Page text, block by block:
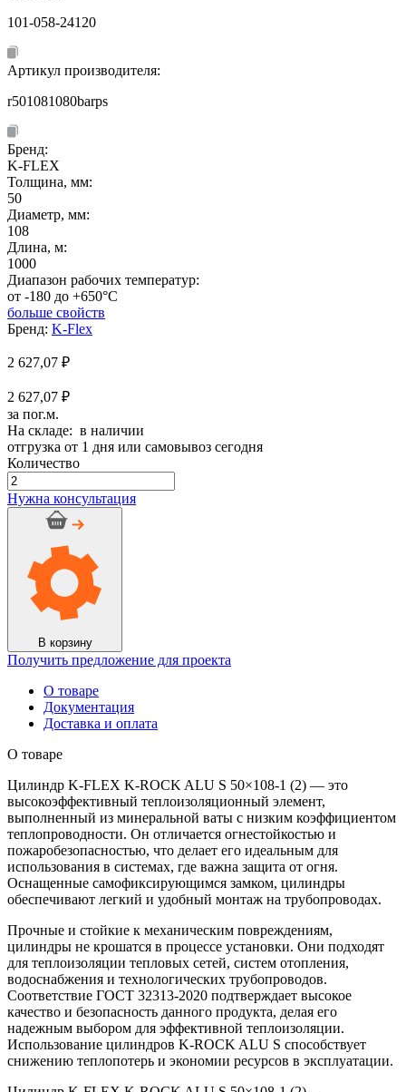
101-058-24120
Артикул производителя:
r501081080barps
Бренд:
K-FLEX
Толщина, мм:
50
Диаметр, мм:
108
Длина, м:
1000
Диапазон рабочих температур:
от -180 до +650°C
больше свойств
Бренд: K-Flex
2 627,07 ₽
2 627,07 ₽
за пог.м.
На складе: в наличии
отгрузка от 1 дня или самовывоз сегодня
Количество
Количество
товара
Цилиндр
ROCK
ALU
(2)
Нужна консультация
В корзину
Получить предложение для проекта
О товаре
Документация
Доставка и оплата
О товаре
Цилиндр K-FLEX K-ROCK ALU S 50×108-1 (2) — это
высокоэффективный теплоизоляционный элемент,
выполненный из минеральной ваты с низким коэффициентом
теплопроводности. Он отличается огнестойкостью и
пожаробезопасностью, что делает его идеальным для
использования в системах, где важна защита от огня.
Оснащенные самофиксирующимся замком, цилиндры
обеспечивают легкий и удобный монтаж на трубопроводах.
Прочные и стойкие к механическим повреждениям,
цилиндры не крошатся в процессе установки. Они подходят
для теплоизоляции тепловых сетей, систем отопления,
водоснабжения и технологических трубопроводов.
Соответствие ГОСТ 32313-2020 подтверждает высокое
качество и безопасность данного продукта, делая его
надежным выбором для эффективной теплоизоляции.
Использование цилиндров K-ROCK ALU S способствует
снижению теплопотерь и экономии ресурсов в эксплуатации.